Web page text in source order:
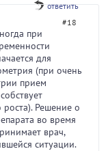
ответить
#18
при
для
(при очень
прием
роста). Решение о
во время
врач,
ситуации.